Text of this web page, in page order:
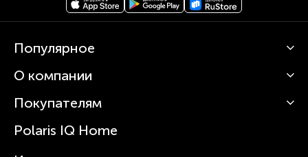
Популярное
Кофемашины
Вертикальные пылесосы
Зубные щетки и ирригаторы
О компании
О Polaris
Статьи
Покупателям
Сервисные центры
Polaris IQ Home